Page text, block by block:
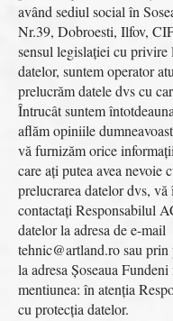
având sediul social în
Nr.39, Dobroesti, Ilfov,
sensul legislației cu privire
datelor, suntem operator
prelucrăm datele dvs cu
Întrucât suntem
aflăm opiniile
vă furnizăm orice
care ați putea avea nevoie
prelucrarea datelor dvs, vă
contactați Responsabilul
datelor la adresa de e-mail
tehnic@artland.rosau prin
la adresa Șoseaua
mentiunea: în atenția
cu protecția datelor.